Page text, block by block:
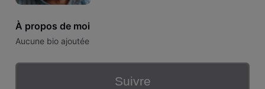
À propos de moi
Aucune bio ajoutée
Suivre